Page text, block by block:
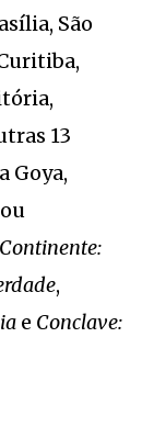
São
13
Goya,
,
e Conclave: